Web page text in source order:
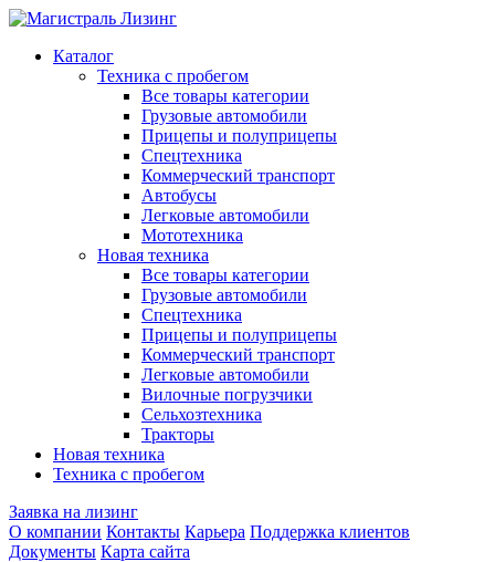
Каталог
Техника с пробегом
Все товары категории
Грузовые автомобили
Прицепы и полуприцепы
Спецтехника
Коммерческий транспорт
Автобусы
Легковые автомобили
Мототехника
Новая техника
Все товары категории
Грузовые автомобили
Спецтехника
Прицепы и полуприцепы
Коммерческий транспорт
Легковые автомобили
Вилочные погрузчики
Сельхозтехника
Тракторы
Новая техника
Техника с пробегом
Заявка на лизинг
О компании Контакты Карьера Поддержка клиентов
Документы Карта сайта